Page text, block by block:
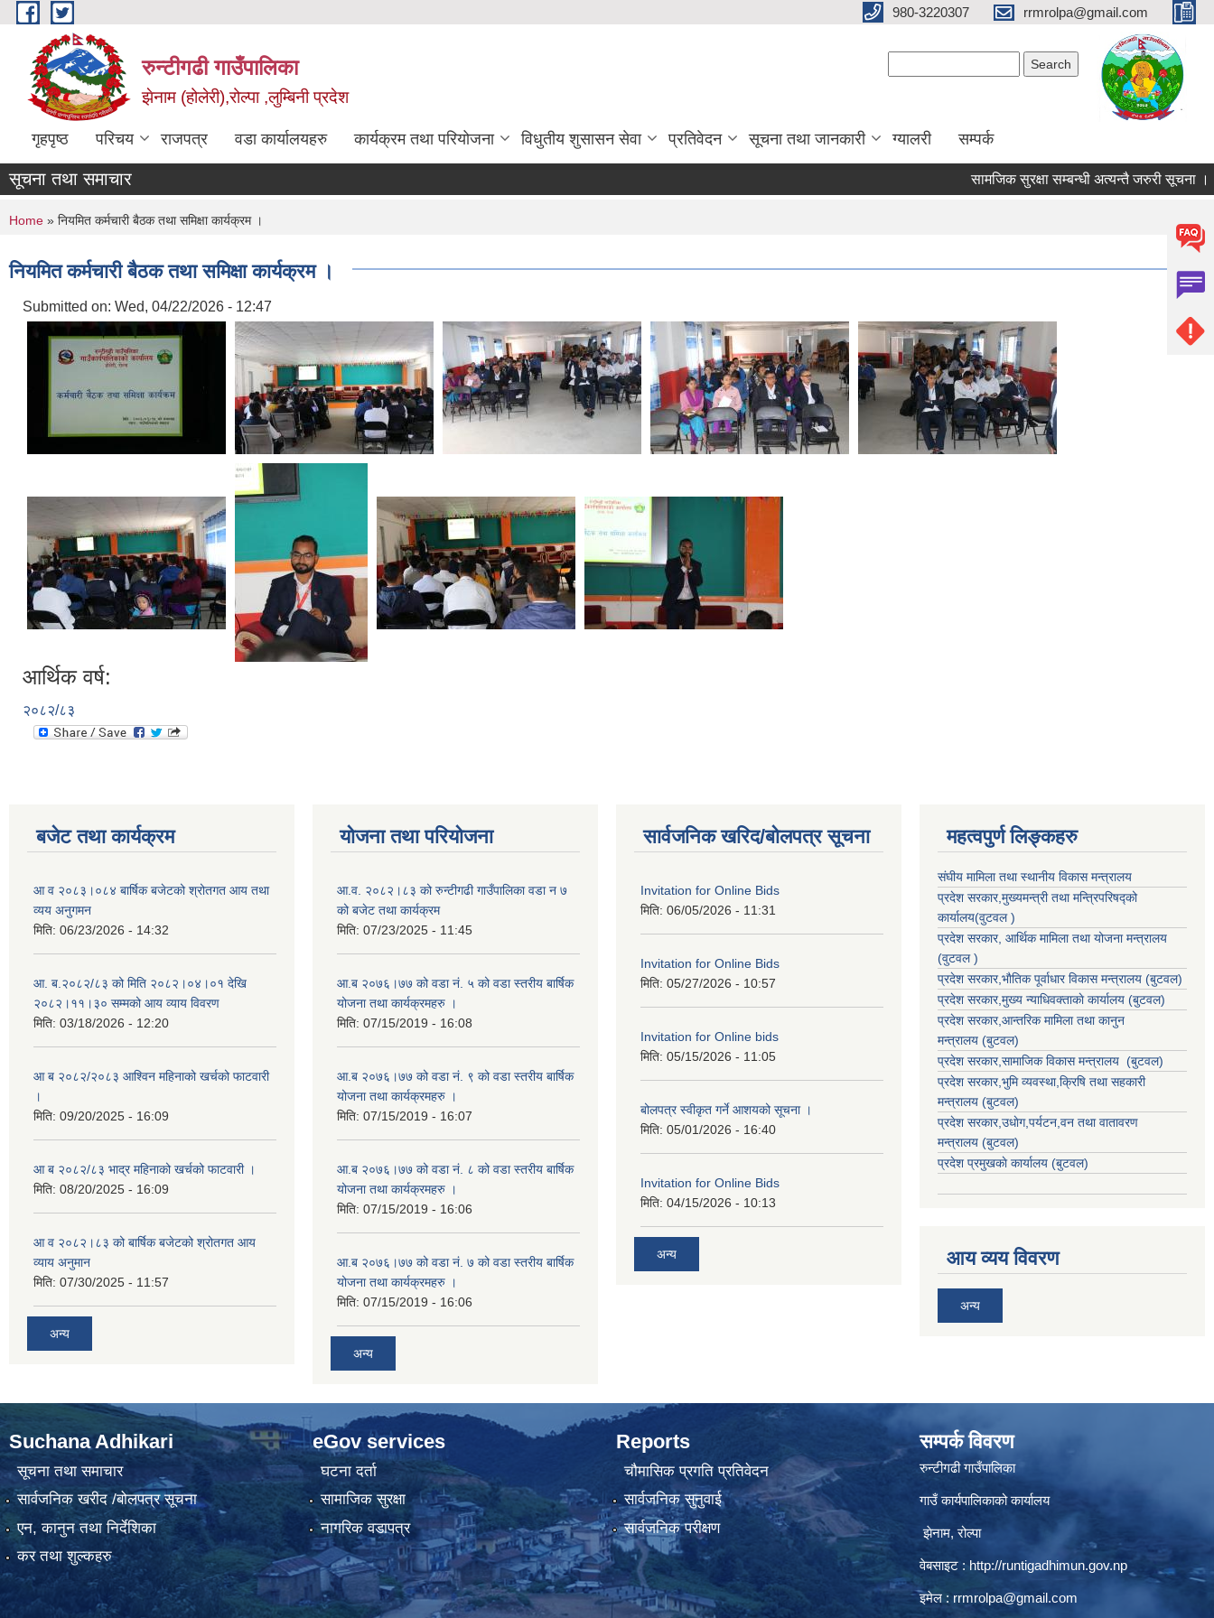
Skip to main content 980-3220307 rrmrolpa@gmail.com
रुन्टीगढी गाउँपालिका
झेनाम (होलेरी),रोल्पा ,लुम्बिनी प्रदेश
गृहपृष्ठ परिचय राजपत्र वडा कार्यालयहरु कार्यक्रम तथा परियोजना विधुतीय शुसासन सेवा प्रतिवेदन सूचना तथा जानकारी ग्यालरी सम्पर्क
सूचना तथा समाचार सामजिक सुरक्षा सम्बन्धी अत्यन्तै जरुरी सूचना ।
You are here
Home » नियमित कर्मचारी बैठक तथा समिक्षा कार्यक्रम ।
नियमित कर्मचारी बैठक तथा समिक्षा कार्यक्रम ।
Submitted on: Wed, 04/22/2026 - 12:47
आर्थिक वर्ष:
२०८२/८३
बजेट तथा कार्यक्रम
आ व २०८३।०८४ बार्षिक बजेटको श्रोतगत आय तथा
व्यय अनुगमन
मिति: 06/23/2026 - 14:32
आ. ब.२०८२/८३ को मिति २०८२।०४।०१ देखि
२०८२।११।३० सम्मको आय व्याय विवरण
मिति: 03/18/2026 - 12:20
आ ब २०८२/२०८३ आश्विन महिनाको खर्चको फाटवारी
।
मिति: 09/20/2025 - 16:09
आ ब २०८२/८३ भाद्र महिनाको खर्चको फाटवारी ।
मिति: 08/20/2025 - 16:09
आ व २०८२।८३ को बार्षिक बजेटको श्रोतगत आय
व्याय अनुमान
मिति: 07/30/2025 - 11:57
अन्य
योजना तथा परियोजना
आ.व. २०८२।८३ को रुन्टीगढी गाउँपालिका वडा न ७
को बजेट तथा कार्यक्रम
मिति: 07/23/2025 - 11:45
आ.ब २०७६।७७ को वडा नं. ५ को वडा स्तरीय बार्षिक
योजना तथा कार्यक्रमहरु ।
मिति: 07/15/2019 - 16:08
आ.ब २०७६।७७ को वडा नं. ९ को वडा स्तरीय बार्षिक
योजना तथा कार्यक्रमहरु ।
मिति: 07/15/2019 - 16:07
आ.ब २०७६।७७ को वडा नं. ८ को वडा स्तरीय बार्षिक
योजना तथा कार्यक्रमहरु ।
मिति: 07/15/2019 - 16:06
आ.ब २०७६।७७ को वडा नं. ७ को वडा स्तरीय बार्षिक
योजना तथा कार्यक्रमहरु ।
मिति: 07/15/2019 - 16:06
अन्य
सार्वजनिक खरिद/बोलपत्र सूचना
Invitation for Online Bids
मिति: 06/05/2026 - 11:31
Invitation for Online Bids
मिति: 05/27/2026 - 10:57
Invitation for Online bids
मिति: 05/15/2026 - 11:05
बोलपत्र स्वीकृत गर्ने आशयको सूचना ।
मिति: 05/01/2026 - 16:40
Invitation for Online Bids
मिति: 04/15/2026 - 10:13
अन्य
महत्वपुर्ण लिङ्कहरु
संघीय मामिला तथा स्थानीय विकास मन्त्रालय
प्रदेश सरकार,मुख्यमन्त्री तथा मन्त्रिपरिषद्को
कार्यालय(वुटवल )
प्रदेश सरकार, आर्थिक मामिला तथा योजना मन्त्रालय
(वुटवल )
प्रदेश सरकार,भाैतिक पूर्वाधार विकास मन्त्रालय (बुटवल)
प्रदेश सरकार,मुख्य न्याधिवक्ताकाे कार्यालय (बुटवल)
प्रदेश सरकार,आन्तरिक मामिला तथा कानुन
मन्त्रालय (बुटवल)
प्रदेश सरकार,सामाजिक विकास मन्त्रालय (बुटवल)
प्रदेश सरकार,भुमि व्यवस्था,क्रिषि तथा सहकारी
मन्त्रालय (बुटवल)
प्रदेश सरकार,उधाेग,पर्यटन,वन तथा वातावरण
मन्त्रालय (बुटवल)
प्रदेश प्रमुखकाे कार्यालय (बुटवल)
आय व्यय विवरण
अन्य
Suchana Adhikari
सूचना तथा समाचार
सार्वजनिक खरीद /बोलपत्र सूचना
एन, कानुन तथा निर्देशिका
कर तथा शुल्कहरु
eGov services
घटना दर्ता
सामाजिक सुरक्षा
नागरिक वडापत्र
Reports
चौमासिक प्रगति प्रतिवेदन
सार्वजनिक सुनुवाई
सार्वजनिक परीक्षण
सम्पर्क विवरण
रुन्टीगढी गाउँपालिका
गाउँ कार्यपालिकाको कार्यालय
झेनाम, रोल्पा
वेबसाइट :http://runtigadhimun.gov.np
इमेल :rrmrolpa@gmail.com